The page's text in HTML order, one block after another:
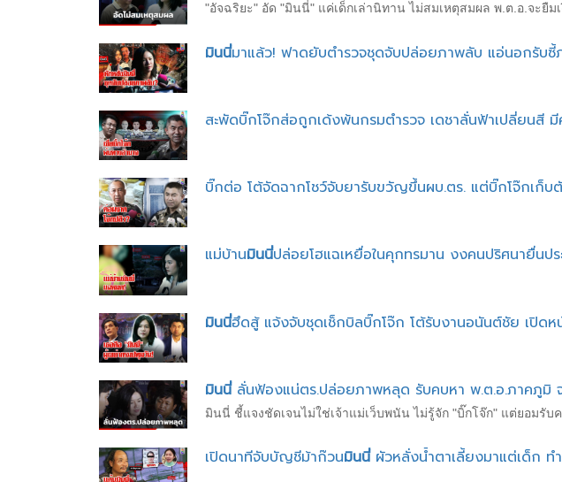
"อัจฉริยะ" อัด "มินนี่" แค่เด็กเล่านิทาน ไม่สมเหตุสมผล พ.ต.อ.จะยืม
มินนี่มาแล้ว! ฟาดยับตำรวจชุดจับปล่อยภาพลับ แอ่นอกรับซี้
สะพัดบิ๊กโจ๊กส่อถูกเด้งพ้นกรมตำรวจ เดชาลั่นฟ้าเปลี่ยนสี
บิ๊กต่อ โต้จัดฉากโชว์จับยารับขวัญขึ้นผบ.ตร. แต่บิ๊กโจ๊กเก็
แม่บ้านมินนี่ปล่อยโฮแฉเหยื่อในคุกทรมาน งงคนปริศนายื่นปร
มินนี่ฮึดสู้ แจ้งจับชุดเช็กบิลบิ๊กโจ๊ก โต้รับงานอนันต์ชัย เปิดห
มินนี่ลั่นฟ้องแน่ตร.ปล่อยภาพหลุด รับคบหา พ.ต.อ.ภาคภูมิ
มินนี่ ชี้แจงชัดเจนไม่ใช่เจ้าแม่เว็บพนัน ไม่รู้จัก "บิ๊กโจ๊ก" แต่ยอมรับ
เปิดนาทีจับบัญชีม้าก๊วนมินนี่ผัวหลั่งน้ำตาเลี้ยงมาแต่เด็ก ท